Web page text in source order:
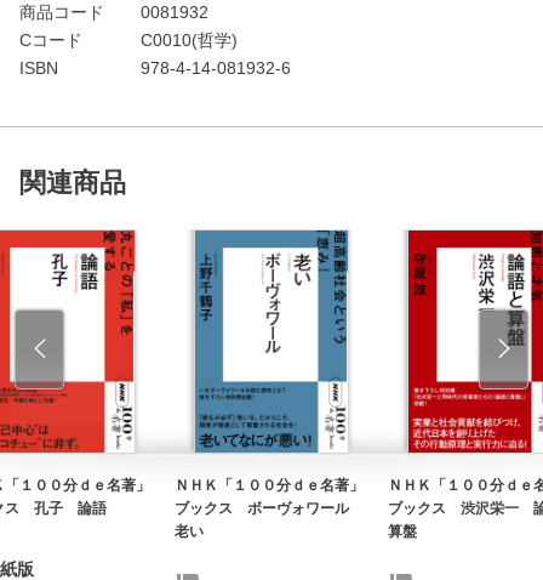
商品コード
0081932
Cコード
C0010(哲学)
ISBN
978-4-14-081932-6
関連商品
１００分ｄｅ名著」
ス 孔子 論語
紙版
ＮＨＫ「１００分ｄｅ名著」
ブックス ボーヴォワール
老い
ＮＨＫ「１００分ｄｅ
ブックス 渋沢栄一
算盤